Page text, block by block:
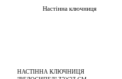
НАСТІННА КЛЮЧНИЦЯ